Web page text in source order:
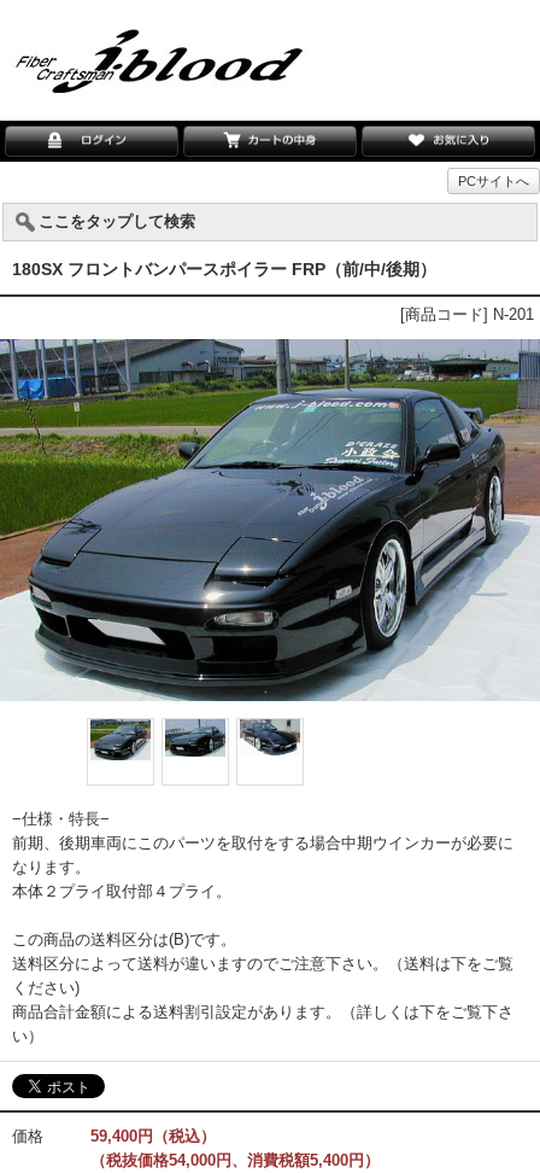
PCサイトへ
ここをタップして検索
180SX フロントバンパースポイラー FRP（前/中/後期）
[商品コード] N-201
−仕様・特長−
前期、後期車両にこのパーツを取付をする場合中期ウインカーが必要に
なります。
本体２プライ取付部４プライ。
この商品の送料区分は(B)です。
送料区分によって送料が違いますのでご注意下さい。（送料は下をご覧
ください)
商品合計金額による送料割引設定があります。（詳しくは下をご覧下さ
い）
価格
59,400円（税込）
（税抜価格54,000円、消費税額5,400円）